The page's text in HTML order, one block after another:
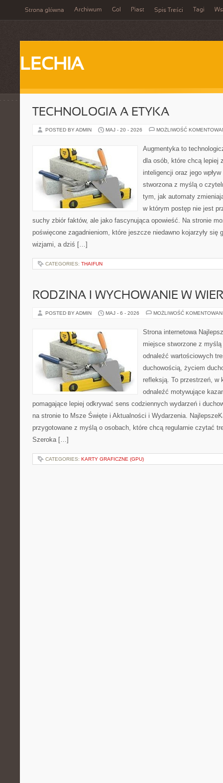
Strona główna Archiwum Gol Piast Spis Treści Tagi
LECHIA
TECHNOLOGIA A ETYKA
POSTED BY ADMIN MAJ - 20 - 2026 MOŻLIWOŚĆ
Augmentyka to
dla osób, które chcą lepiej
inteligencji oraz jego
stworzona z myślą o
tym, jak automaty
w którym postęp nie jest
suchy zbiór faktów, ale jako fascynująca opowieść. Na stronie
poświęcone zagadnieniom, które jeszcze niedawno kojarzyły się
wizjami, a dziś […]
CATEGORIES: THAIFUN
RODZINA I WYCHOWANIE W
POSTED BY ADMIN MAJ - 6 - 2026 MOŻLIWOŚĆ
Strona internetowa
miejsce stworzone z
odnaleźć wartościowych
duchowością, życiem
refleksją. To przestrzeń, w
odnaleźć motywujące
pomagające lepiej odkrywać sens codziennych wydarzeń i
na stronie to Msze Święte i Aktualności i Wydarzenia.
przygotowane z myślą o osobach, które chcą regularnie czytać
Szeroka […]
CATEGORIES: KARTY GRAFICZNE (GPU)